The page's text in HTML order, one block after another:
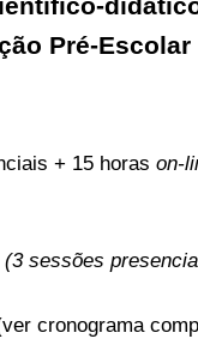
Pré-Escolar
+ 15 horas on-
sessões
cronograma